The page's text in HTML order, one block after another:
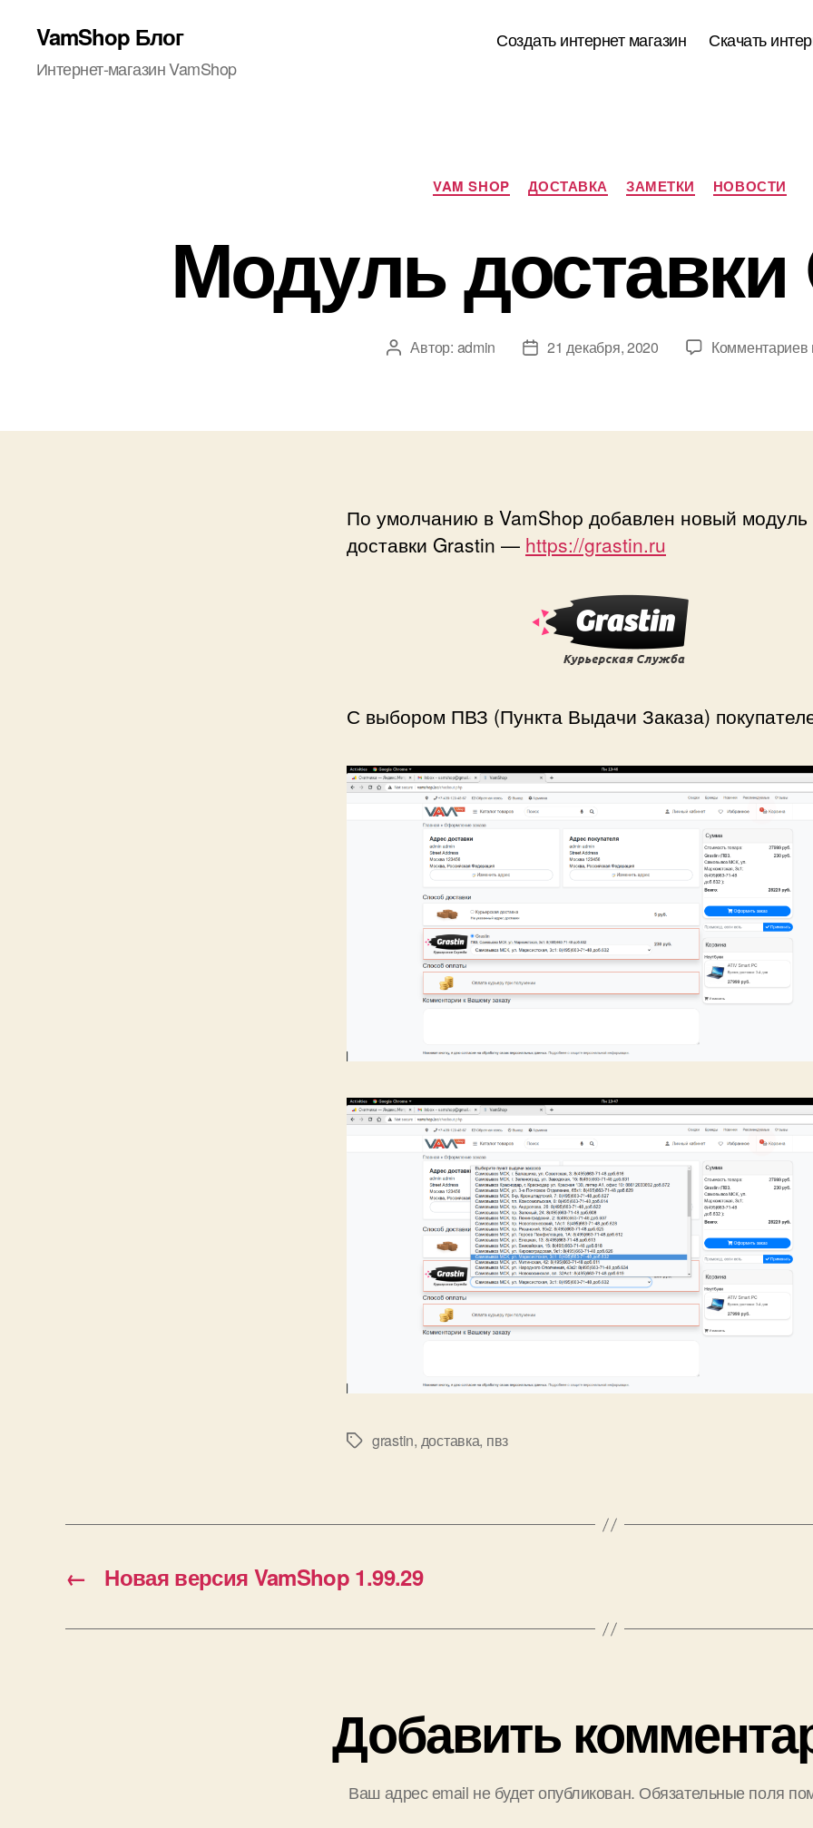
VamShop Блог
Интернет-магазин VamShop
Создать интернет магазин Скачать
Рубрики
VAM SHOP ДОСТАВКА ЗАМЕТКИ НОВОСТИ
Модуль доставки
Автор
Автор: admin
Дата21 декабря, 2020 Комментариевк
По умолчанию в VamShop добавлен новый модуль
доставки Grastin — https://grastin.ru
С выбором ПВЗ (Пункта Выдачи Заказа)
Меткиgrastin, доставка, пвз
← Новая версия VamShop 1.99.29
Добавить
Ваш адрес email не будет опубликован. Обязательные поля